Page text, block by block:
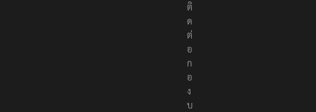
ติ
ด
ต่
อ
ก
อ
ง
บ